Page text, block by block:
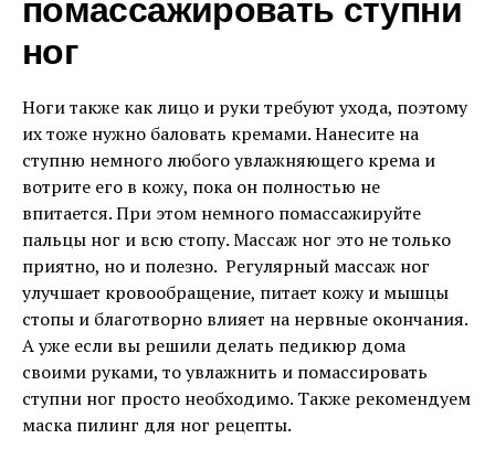
помассажировать ступни
ног
Ноги также как лицо и руки требуют ухода, поэтому
их тоже нужно баловать кремами. Нанесите на
ступню немного любого увлажняющего крема и
вотрите его в кожу, пока он полностью не
впитается. При этом немного помассажируйте
пальцы ног и всю стопу. Массаж ног это не только
приятно, но и полезно. Регулярный массаж ног
улучшает кровообращение, питает кожу и мышцы
стопы и благотворно влияет на нервные окончания.
А уже если вы решили делать педикюр дома
своими руками, то увлажнить и помассировать
ступни ног просто необходимо. Также рекомендуем
маска пилинг для ног рецепты.